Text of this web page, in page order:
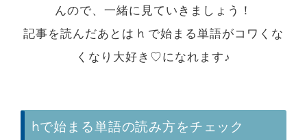
んので、一緒に見ていきましょう！
記事を読んだあとは h で始まる単語がコワくな
くなり大好き♡になれます♪
hで始まる単語の読み方をチェック